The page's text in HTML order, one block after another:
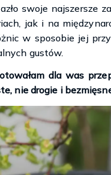
swoje najszersze
jak i na
w sposobie jej
gustów.
dla was
nie drogie i